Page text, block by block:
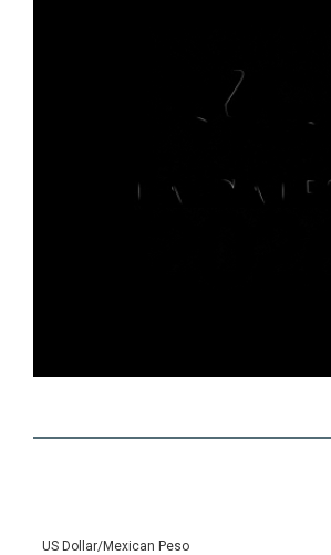
US Dollar/Mexican Peso